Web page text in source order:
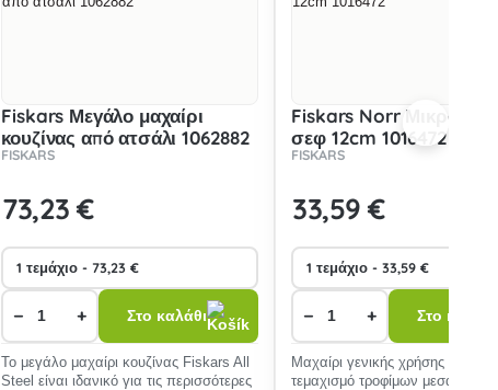
Fiskars Μεγάλο μαχαίρι
κουζίνας από ατσάλι 1062882
FISKARS
73,23 €
− + Στο καλάθι
Το μεγάλο μαχαίρι κουζίνας Fiskars All
Steel είναι ιδανικό για τις περισσότερες
Fiskars Norr Μικρό
σεφ 12cm 1016472
FISKARS
33,59 €
− + Στο καλάθι
Μαχαίρι γενικής χρήσης για τον
τεμαχισμό τροφίμων μεσαίου